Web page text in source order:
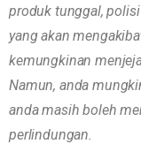
produk tunggal,
yang akan
kemungkinan
Namun, anda
anda masih boleh
perlindungan.